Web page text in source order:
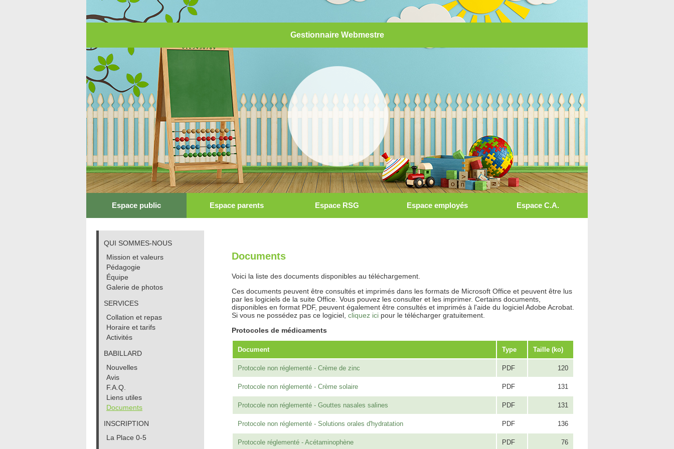
Gestionnaire Webmestre
Espace public Espace parents Espace RSG Espace employés Espace C.A.
QUI SOMMES-NOUS
Mission et valeurs
Pédagogie
Équipe
Galerie de photos
SERVICES
Collation et repas
Horaire et tarifs
Activités
BABILLARD
Nouvelles
Avis
F.A.Q.
Liens utiles
Documents
INSCRIPTION
La Place 0-5
Documents
Voici la liste des documents disponibles au téléchargement.
Ces documents peuvent être consultés et imprimés dans les formats de Microsoft Office et peuvent être lus
par les logiciels de la suite Office. Vous pouvez les consulter et les imprimer. Certains documents,
disponibles en format PDF, peuvent également être consultés et imprimés à l'aide du logiciel Adobe Acrobat.
Si vous ne possédez pas ce logiciel, cliquez ici pour le télécharger gratuitement.
Protocoles de médicaments
Document Type Taille (ko)
Protocole non réglementé - Crème de zinc PDF 120
Protocole non réglementé - Crème solaire PDF 131
Protocole non réglementé - Gouttes nasales salines PDF 131
Protocole non réglementé - Solutions orales d'hydratation PDF 136
Protocole réglementé - Acétaminophène PDF 76